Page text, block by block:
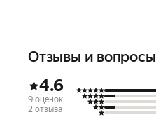
Отзывы и вопросы
4.6
9 оценок
2 отзыва